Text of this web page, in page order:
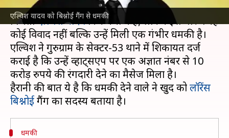
एल्विश यादव को बिश्नोई गैंग से धमकी
सोशल मीडिया इन्फ्लुएंसर और 'बिग बॉस OTT 2' के
विजेताएल्विश यादवफिर चर्चा में हैं, लेकिन इस बार वजह
कोई विवाद नहीं बल्कि उन्हें मिली एक गंभीर धमकी है।
एल्विश ने गुरुग्राम के सेक्टर-53 थाने में शिकायत दर्ज
कराई है कि उन्हें व्हाट्सएप पर एक अज्ञात नंबर से 10
करोड़ रुपये की रंगदारी देने का मैसेज मिला है।
हैरानी की बात ये है कि धमकी देने वाले ने खुद कोलॉरेंस
बिश्नोई
धमकी